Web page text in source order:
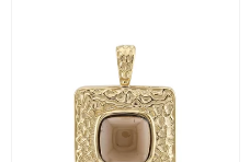
SCHLIFF DETAILLIERT